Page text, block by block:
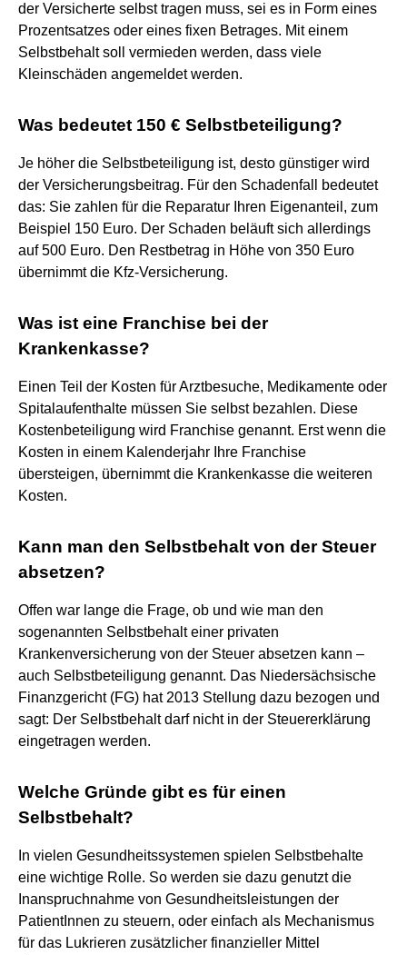
der Versicherte selbst tragen muss, sei es in Form eines
Prozentsatzes oder eines fixen Betrages. Mit einem
Selbstbehalt soll vermieden werden, dass viele
Kleinschäden angemeldet werden.
Was bedeutet 150 € Selbstbeteiligung?
Je höher die Selbstbeteiligung ist, desto günstiger wird
der Versicherungsbeitrag. Für den Schadenfall bedeutet
das: Sie zahlen für die Reparatur Ihren Eigenanteil, zum
Beispiel 150 Euro. Der Schaden beläuft sich allerdings
auf 500 Euro. Den Restbetrag in Höhe von 350 Euro
übernimmt die Kfz-Versicherung.
Was ist eine Franchise bei der
Krankenkasse?
Einen Teil der Kosten für Arztbesuche, Medikamente oder
Spitalaufenthalte müssen Sie selbst bezahlen. Diese
Kostenbeteiligung wird Franchise genannt. Erst wenn die
Kosten in einem Kalenderjahr Ihre Franchise
übersteigen, übernimmt die Krankenkasse die weiteren
Kosten.
Kann man den Selbstbehalt von der Steuer
absetzen?
Offen war lange die Frage, ob und wie man den
sogenannten Selbstbehalt einer privaten
Krankenversicherung von der Steuer absetzen kann –
auch Selbstbeteiligung genannt. Das Niedersächsische
Finanzgericht (FG) hat 2013 Stellung dazu bezogen und
sagt: Der Selbstbehalt darf nicht in der Steuererklärung
eingetragen werden.
Welche Gründe gibt es für einen
Selbstbehalt?
In vielen Gesundheitssystemen spielen Selbstbehalte
eine wichtige Rolle. So werden sie dazu genutzt die
Inanspruchnahme von Gesundheitsleistungen der
PatientInnen zu steuern, oder einfach als Mechanismus
für das Lukrieren zusätzlicher finanzieller Mittel